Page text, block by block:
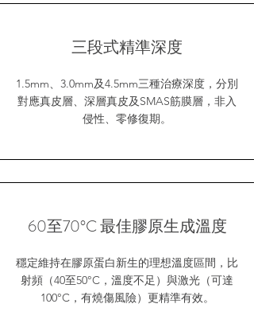
三段式精準深度
1.5mm、3.0mm及4.5mm三種治療深度，分別
對應真皮層、深層真皮及SMAS筋膜層，非入
侵性、零修復期。
60至70°C 最佳膠原生成溫度
穩定維持在膠原蛋白新生的理想溫度區間，比
射頻（40至50°C，溫度不足）與激光（可達
100°C，有燒傷風險）更精準有效。